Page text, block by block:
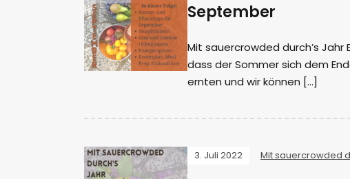
September
Mit sauercrowded durch’s
dass der Sommer sich dem
ernten und wir können […]
3. Juli 2022 Mit sauercrowded